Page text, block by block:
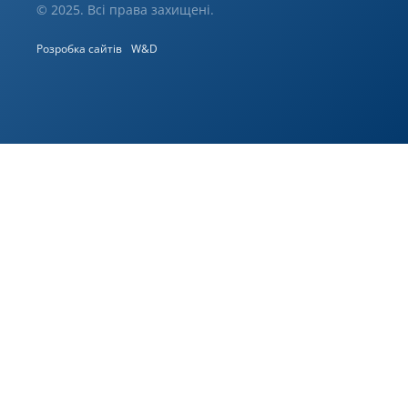
© 2025. Всі права захищені.
Розробка сайтів W&D